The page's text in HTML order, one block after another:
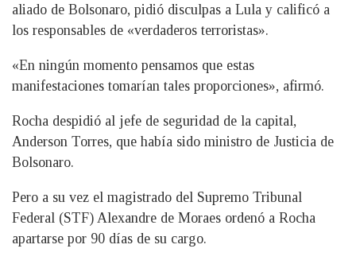
aliado de Bolsonaro, pidió disculpas a Lula y calificó a
los responsables de «verdaderos terroristas».
«En ningún momento pensamos que estas
manifestaciones tomarían tales proporciones», afirmó.
Rocha despidió al jefe de seguridad de la capital,
Anderson Torres, que había sido ministro de Justicia de
Bolsonaro.
Pero a su vez el magistrado del Supremo Tribunal
Federal (STF) Alexandre de Moraes ordenó a Rocha
apartarse por 90 días de su cargo.